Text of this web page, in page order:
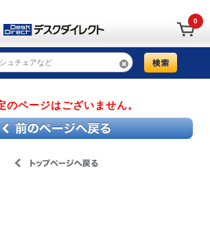
0
のページはございません。